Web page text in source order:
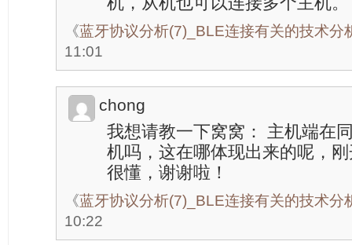
《蓝牙协议分析(7)_BLE连接有关的技术分
11:01
chong
我想请教一下窝窝： 主机端在
机吗，这在哪体现出来的呢，
很懂，谢谢啦！
《蓝牙协议分析(7)_BLE连接有关的技术分
10:22